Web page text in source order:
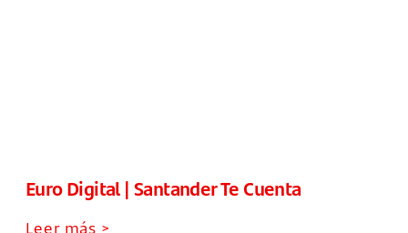
Euro Digital | Santander Te Cuenta
Leer más >